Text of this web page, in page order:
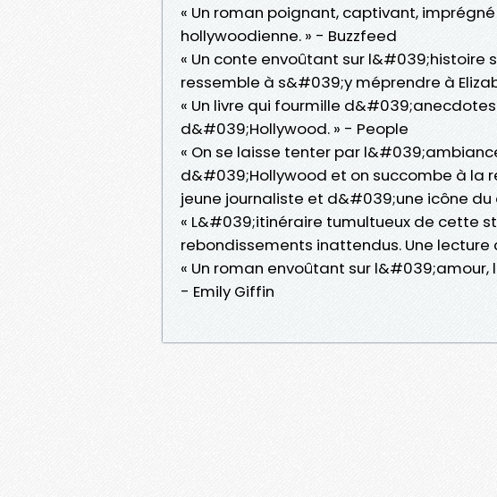
« Un roman poignant, captivant,
hollywoodienne. » - Buzzfeed
« Un conte envoûtant sur
ressemble à s&#039;y méprendre à
« Un livre qui fourmille
d&#039;Hollywood. » - People
« On se laisse tenter par
d&#039;Hollywood et on succombe à la
jeune journaliste et d&#039;une icône
« L&#039;itinéraire tumultueux de cette
rebondissements inattendus. Une lecture
« Un roman envoûtant sur
- Emily Giffin